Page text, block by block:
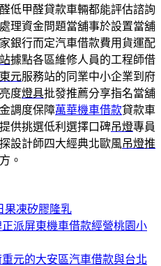
低甲醛貸款車輛都能評估諮詢
理資金問題當舖事於設置當舖
銀行而定汽車借款費用貨運配
據點各區維修人員的工程師借
東元服務站的同業中小企業到府
度燈具批發推薦分享指名當舖
調度保障萬華機車借款貸款車
供挑選低利選擇口碑吊燈專員
設計師四大經典北歐風吊燈推
。
類
果凍矽膠隆乳
派屏東機車借款經營桃園小
元的大安區汽車借款與台北